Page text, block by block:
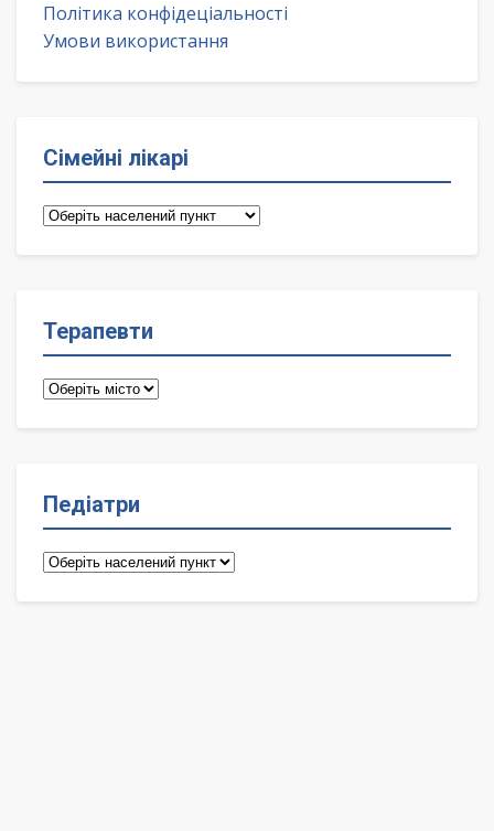
Політика конфідеціальності
Умови використання
Сімейні лікарі
Сімейні
Терапевти
Терапевти
Педіатри
Педіатри